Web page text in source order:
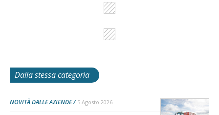
Dalla stessa categoria
NOVITÀ DALLE AZIENDE 5 Agosto 2026